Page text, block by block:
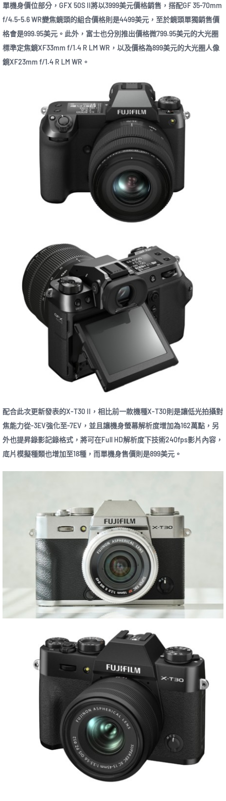
單機身價位部分，GFX 50S II將以3999美元價格銷售，搭配GF 35-70mm
f/4.5-5.6 WR變焦鏡頭的組合價格則是4499美元，至於鏡頭單獨銷售價
格會是999.95美元。此外，富士也分別推出價格微799.95美元的大光圈
標準定焦鏡XF33mm f/1.4 R LM WR，以及價格為899美元的大光圈人像
鏡XF23mm f/1.4 R LM WR。
配合此次更新發表的X-T30 II，相比前一款機種X-T30則是讓低光拍攝對
焦能力從-3EV強化至-7EV，並且讓機身螢幕解析度增加為162萬點，另
外也提昇錄影記錄格式，將可在Full HD解析度下技術240fps影片內容，
底片模擬種類也增加至18種，而單機身售價則是899美元。